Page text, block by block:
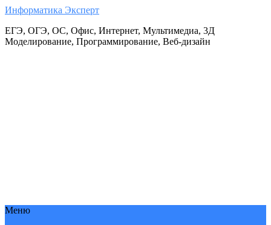
Информатика Эксперт
ЕГЭ, ОГЭ, ОС, Офис, Интернет, Мультимедиа, 3Д
Моделирование, Программирование, Веб-дизайн
Меню